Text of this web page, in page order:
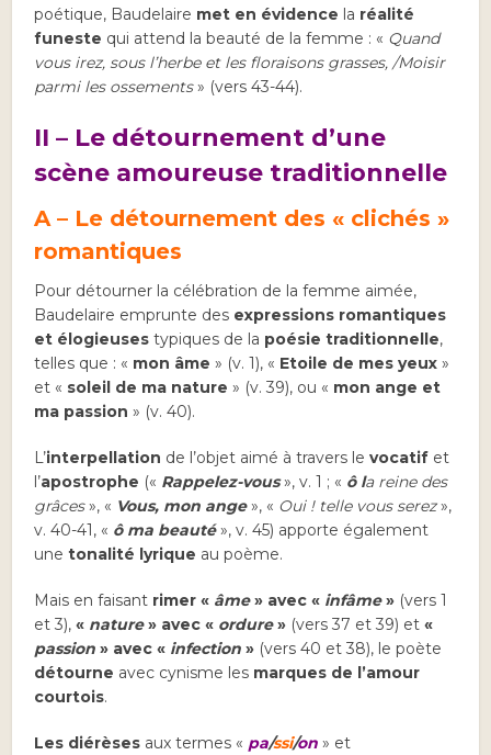
poétique, Baudelaire met en évidence la réalité
funeste qui attend la beauté de la femme : « Quand
vous irez, sous l’herbe et les floraisons grasses, /Moisir
parmi les ossements» (vers 43-44).
II – Le détournement d’une
scène amoureuse traditionnelle
A – Le détournement des « clichés »
romantiques
Pour détourner la célébration de la femme aimée,
Baudelaire emprunte des expressions romantiques
et élogieuses typiques de la poésie traditionnelle,
telles que : « mon âme » (v. 1), « Etoile de mes yeux »
et « soleil de ma nature » (v. 39), ou « mon ange et
ma passion» (v. 40).
L’interpellation de l’objet aimé à travers levocatif et
l’apostrophe (« Rappelez-vous », v. 1 ; « ô la reine des
grâces», « Vous, mon ange », « Oui ! telle vous serez»,
v. 40-41, « ô ma beauté», v. 45) apporte également
unetonalité lyrique au poème.
Mais en faisant rimer « âme» avec « infâme» (vers 1
et 3),« nature» avec « ordure» (vers 37 et 39) et«
passion » avec « infection » (vers 40 et 38), le poète
détourne avec cynisme les marques de l’amour
courtois.
Les diérèses aux termes « pa/ssi/on » et